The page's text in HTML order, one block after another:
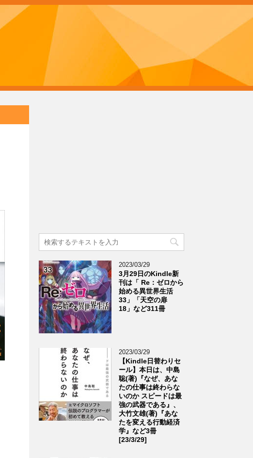
2023/03/29
3月29日のKindle新
刊は「 Re：ゼロから
始める異世界生活
33」「天空の扉
18」など311冊
2023/03/29
【Kindle日替わりセ
ール】本日は、中島
聡(著)『なぜ、あな
たの仕事は終わらな
いのか スピードは最
強の武器である』、
大竹文雄(著)『あな
たを変える行動経済
学』など3冊
[23/3/29]